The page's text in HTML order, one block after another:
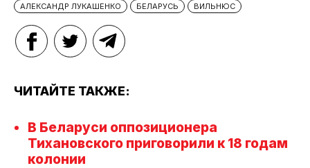
АЛЕКСАНДР ЛУКАШЕНКО БЕЛАРУСЬ ВИЛЬНЮС
ЧИТАЙТЕ ТАКЖЕ:
В Беларуси оппозиционера
Тихановского приговорили к 18 годам
колонии